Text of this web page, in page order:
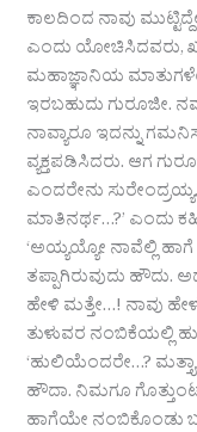
ಕಾಲದಿಂದ ನಾವು
ಎಂದು ಯೋಚಿಸಿದವರು,
ಮಹಾಜ್ಞಾನಿಯ
ಇರಬಹುದು ಗುರೂಜೀ.
ನಾವ್ಯಾರೂ ಇದನ್ನು
ವ್ಯಕ್ತಪಡಿಸಿದರು. ಆಗ
ಎಂದರೇನು
ಮಾತಿನರ್ಥ…?’ ಎಂದು
‘ಅಯ್ಯಯ್ಯೋ ನಾವೆಲ್ಲಿ
ತಪ್ಪಾಗಿರುವುದು ಹೌದು.
ಹೇಳಿ ಮತ್ತೇ…! ನಾವು
ತುಳುವರ ನಂಬಿಕೆಯಲ್ಲಿ
‘ಹುಲಿಯೆಂದರೇ…?
ಹೌದಾ. ನಿಮಗೂ
ಹಾಗೆಯೇ